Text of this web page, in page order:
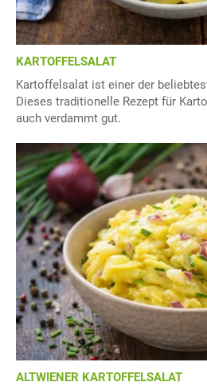
KARTOFFELSALAT
Kartoffelsalat ist einer der
Dieses traditionelle Rezept für
auch verdammt gut.
ALTWIENER KARTOFFELSALAT